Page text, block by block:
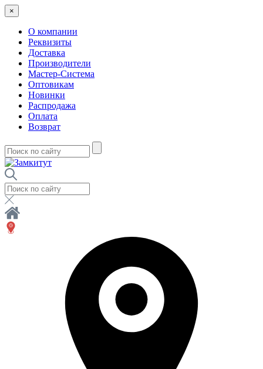
×
О компании
Реквизиты
Доставка
Производители
Мастер-Система
Оптовикам
Новинки
Распродажа
Оплата
Возврат